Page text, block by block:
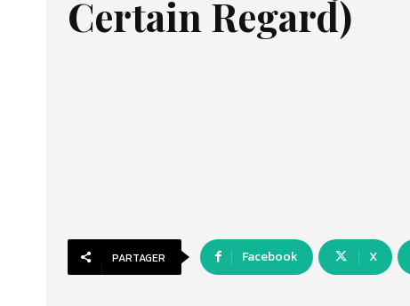
Certain Regard)
PARTAGER Facebook X